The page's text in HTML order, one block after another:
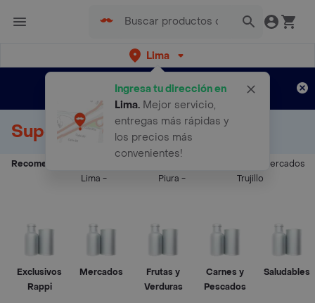
Lima
Ingresa tu dirección en
Lima. Mejor servicio,
entregas más rápidas y
los precios más
convenientes!
envíos gratis por semanas
Aplican TyC
Supermercados Delivery
Recomendados:
Lima -
Piura -
Supermercados
Trujillo
Exclusivos
Rappi
Mercados
Frutas y
Verduras
Carnes y
Pescados
Saludables